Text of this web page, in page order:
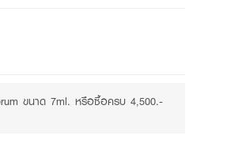
ขนาด 7ml. หรือซื้อครบ 4,500.-